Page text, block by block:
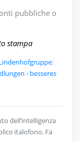
pubbliche o
stampa
- besseres
dell’intelligenza
italofono. Fa